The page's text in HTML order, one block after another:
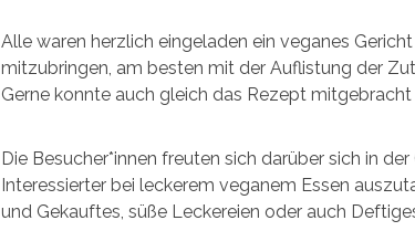
Alle waren herzlich eingeladen ein veganes
mitzubringen, am besten mit der Auflistung der
Gerne konnte auch gleich das Rezept
Die Besucher*innen freuten sich darüber sich in
Interessierter bei leckerem veganem Essen
und Gekauftes, süße Leckereien oder auch